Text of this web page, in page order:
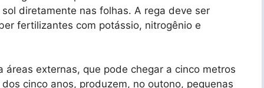
diretamente nas folhas. A rega deve ser
fertilizantes com potássio, nitrogênio e
áreas externas, que pode chegar a cinco metros
cinco anos, produzem, no outono, pequenas